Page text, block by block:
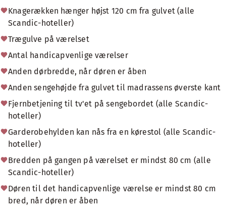
Knagerækken hænger højst 120 cm fra gulvet (alle
Scandic-hoteller)
Trægulve på værelset
Antal handicapvenlige værelser
Anden dørbredde, når døren er åben
Anden sengehøjde fra gulvet til madrassens øverste kant
Fjernbetjening til tv'et på sengebordet (alle Scandic-
hoteller)
Garderobehylden kan nås fra en kørestol (alle Scandic-
hoteller)
Bredden på gangen på værelset er mindst 80 cm (alle
Scandic-hoteller)
Døren til det handicapvenlige værelse er mindst 80 cm
bred, når døren er åben